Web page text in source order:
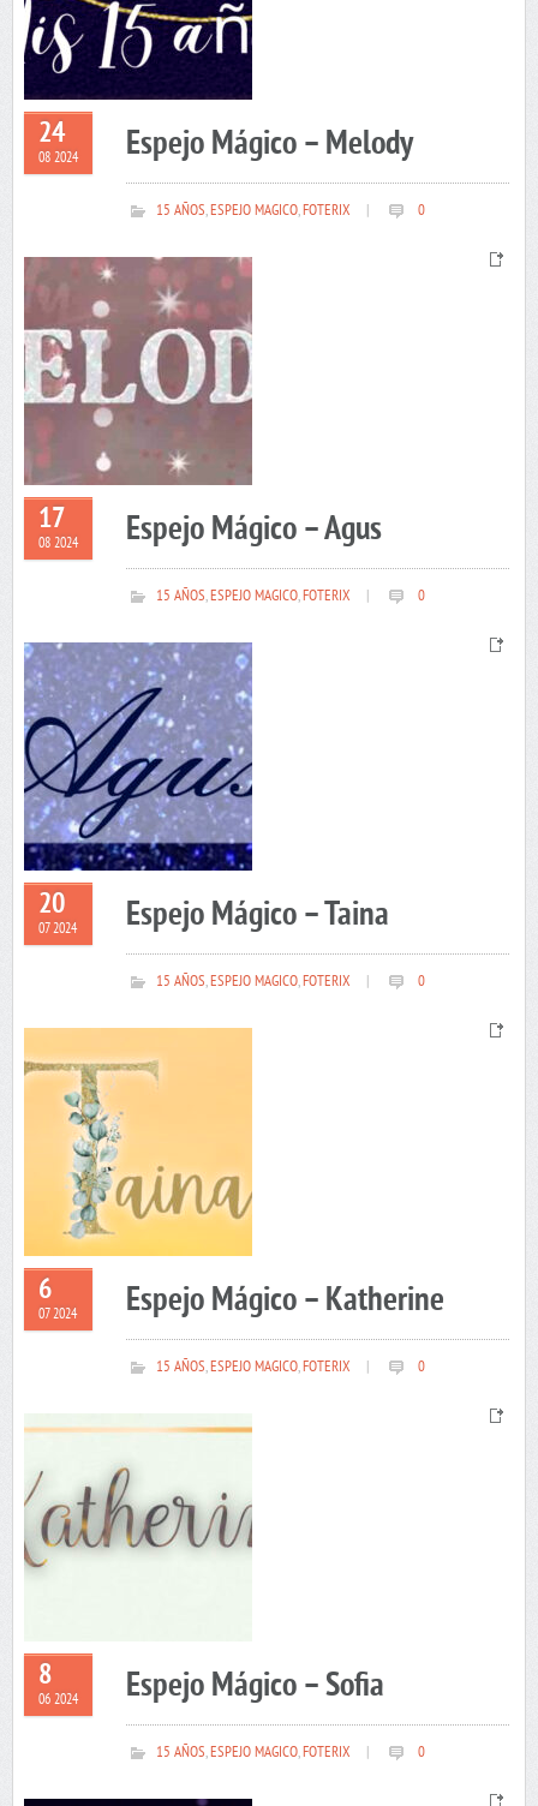
24
08 2024 Espejo Mágico – Melody
15 AÑOS,ESPEJO MAGICO,FOTERIX 0
17
08 2024 Espejo Mágico – Agus
15 AÑOS,ESPEJO MAGICO,FOTERIX 0
20
07 2024 Espejo Mágico – Taina
15 AÑOS,ESPEJO MAGICO,FOTERIX 0
6
07 2024 Espejo Mágico – Katherine
15 AÑOS,ESPEJO MAGICO,FOTERIX 0
8
06 2024 Espejo Mágico – Sofia
15 AÑOS,ESPEJO MAGICO,FOTERIX 0